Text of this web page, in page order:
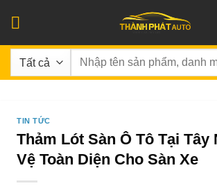
qua
nội
dung
Tìm
TIN TỨC
Thảm Lót Sàn Ô Tô Tại Tây
Vệ Toàn Diện Cho Sàn Xe